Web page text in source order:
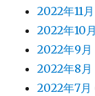
2022年11月
2022年10月
2022年9月
2022年8月
2022年7月